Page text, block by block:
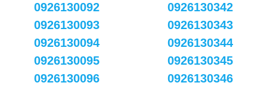
0926130092
0926130093
0926130094
0926130095
0926130096
0926130342
0926130343
0926130344
0926130345
0926130346